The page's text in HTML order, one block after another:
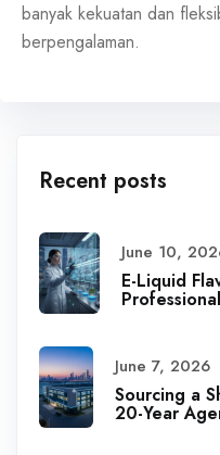
banyak kekuatan dan
berpengalaman.
Recent posts
June 10,
E-Liquid
June 7, 2026
Sourcing a
20-Year